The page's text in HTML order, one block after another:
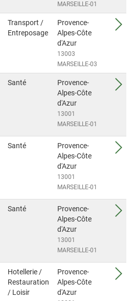
MARSEILLE-01
Transport /
Entreposage
Provence-
Alpes-Côte
d'Azur
13003
MARSEILLE-03
Santé
Provence-
Alpes-Côte
d'Azur
13001
MARSEILLE-01
Santé
Provence-
Alpes-Côte
d'Azur
13001
MARSEILLE-01
Santé
Provence-
Alpes-Côte
d'Azur
13001
MARSEILLE-01
Hotellerie /
Restauration
/ Loisir
Provence-
Alpes-Côte
d'Azur